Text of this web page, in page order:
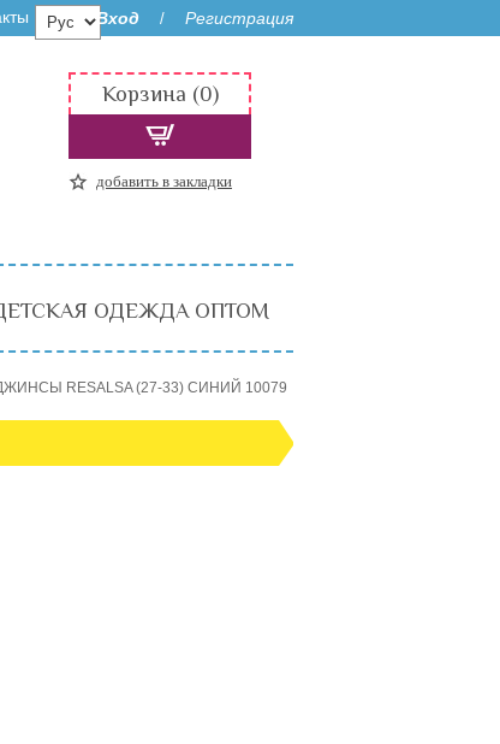
Вход / Регистрация
Корзина (0)
добавить в закладки
ОДЕЖДА ОПТОМ
RESALSA (27-33) СИНИЙ 10079